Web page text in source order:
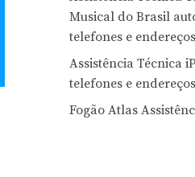
Musical do Brasil
telefones e endereços
Assistência Técnica
telefones e endereços
Fogão Atlas